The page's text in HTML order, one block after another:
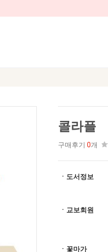
콜라플
구매후기 0개
ㆍ도서정보
ㆍ교보회원
ㆍ꽃마가